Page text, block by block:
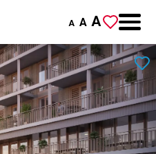
A A A